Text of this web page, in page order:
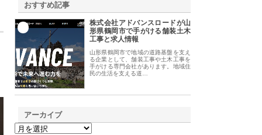
おすすめ記事
株式会社アドバンスロードが山
形県鶴岡市で手がける舗装土木
工事と求人情報
山形県鶴岡市で地域の道路基盤を支え
る企業として、舗装工事や土木工事を
手がける専門会社があります。地域住
民の生活を支える道…
アーカイブ